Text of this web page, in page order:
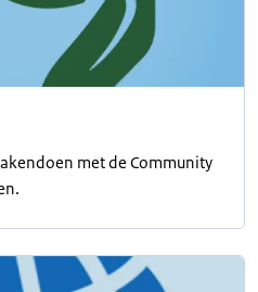
met de Community